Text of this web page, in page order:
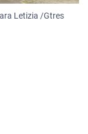
Letizia /Gtres